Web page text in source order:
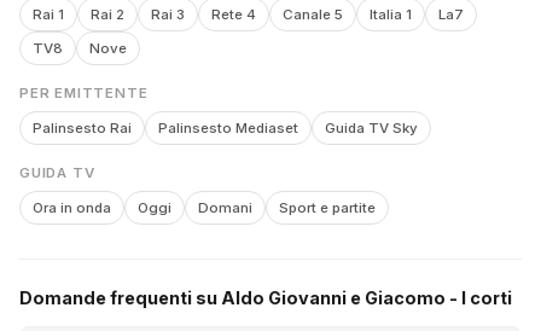
Rai 1 Rai 2 Rai 3 Rete 4 Canale 5 Italia 1
La7
TV8
Nove
PER EMITTENTE
Palinsesto Rai Palinsesto Mediaset Guida TV Sky
GUIDA TV
Ora in onda Oggi Domani Sport e partite
Domande frequenti su Aldo Giovanni e Giacomo - I corti